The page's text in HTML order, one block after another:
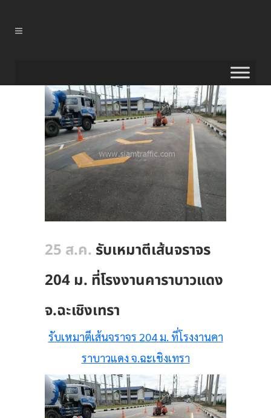
25 ส.ค. รับเหมาตีเส้นจราจร
204 ม. ที่โรงงานคาราบาวแดง
จ.ฉะเชิงเทรา
รับเหมาตีเส้นจราจร 204 ม. ที่โรงงานคา
ราบาวแดง จ.ฉะเชิงเทรา